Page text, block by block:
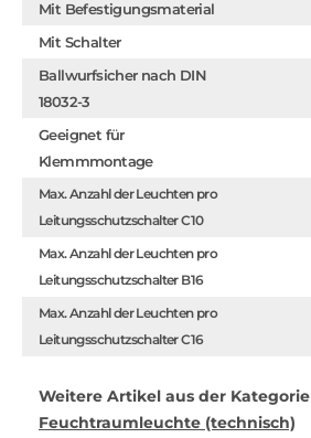
Mit Befestigungsmaterial
Mit Schalter
Ballwurfsicher nach DIN
18032-3
Geeignet für
Klemmmontage
Max. Anzahl der Leuchten pro
Leitungsschutzschalter C10
Max. Anzahl der Leuchten pro
Leitungsschutzschalter B16
Max. Anzahl der Leuchten pro
Leitungsschutzschalter C16
Weitere Artikel aus der Kategorie
Feuchtraumleuchte (technisch)